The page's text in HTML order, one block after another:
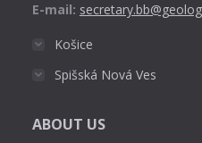
E-mail:
Košice
Spišská Nová Ves
ABOUT US